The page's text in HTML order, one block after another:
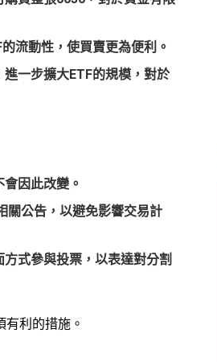
流動性，使買賣更為便利。
一步擴大ETF的規模，對於
因此改變。
關公告，以避免影響交易計
式參與投票，以表達對分割
利的措施。